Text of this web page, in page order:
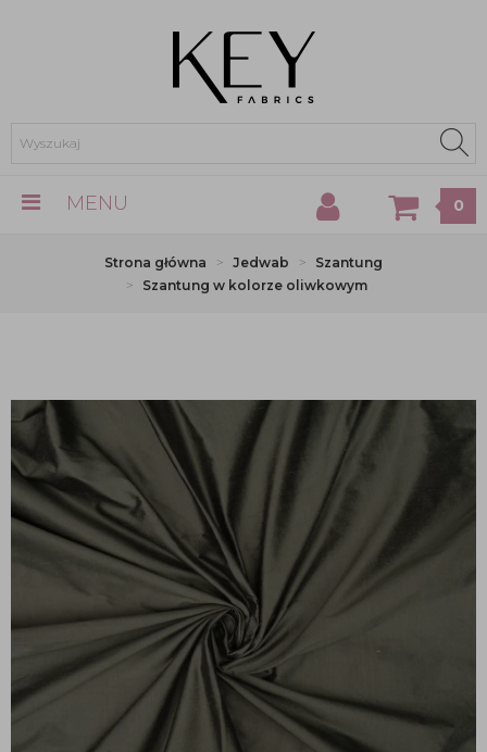
MENU 0
Strona główna Jedwab
Szantung
Szantung w kolorze oliwkowym